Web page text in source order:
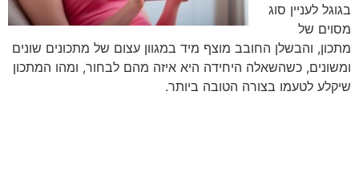
בגוגל לעניין סוג
מסוים של
מתכון, והבשלן החובב מוצף מיד במגוון עצום של מתכונים שונים
ומשונים, כשהשאלה היחידה היא איזה מהם לבחור, ומהו המתכון
שיקלע לטעמו בצורה הטובה ביותר.